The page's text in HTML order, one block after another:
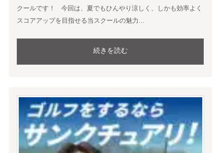
クールです！ 今回は、夏でもひんやり涼しく、しかも効率よく
スコアアップを目指せる当スクールの魅力...
続きを読む